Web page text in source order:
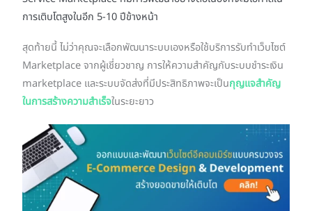
การเติบโตสูงในอีก 5-10 ปีข้างหน้า
สุดท้ายนี้ ไม่ว่าคุณจะเลือกพัฒนาระบบเองหรือใช้บริการรับทำเว็บไซต์
Marketplace จากผู้เชี่ยวชาญ การให้ความสำคัญกับระบบชำระเงิน
marketplace และระบบจัดส่งที่มีประสิทธิภาพจะเป็นกุญแจสำคัญ
ในการสร้างความสำเร็จในระยะยาว